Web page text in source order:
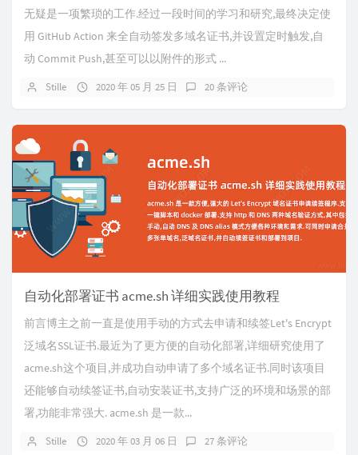
无疑是一项繁琐的工作.经过一段时间的学习和研究,最终决定使
用 GitHub Action 来全自动签发多域名证书,并设置定时触发,自
动 Commit Push,甚至可以以附件的形式 ...
Stille 2020 年 05 月 25 日 20 条评论
自动化部署证书 acme.sh 详细实践使用教程
前言博主之前一直是使用手动的方式去申请和续签Let's Encrypt
泛域名SSL证书.最近为了更方便的自动化部署,详细研究使用了
acme.sh这个项目,并成功自动申请了多个域名证书.同时该项目
还能够自动续签证书,自动安装证书,支持广泛的环境和场景的部
署,功能非常强大. acme.sh 是一款...
Stille 2020 年 03 月 06 日 27 条评论